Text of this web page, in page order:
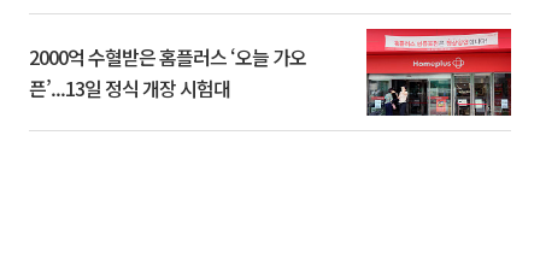
2000억 수혈받은 홈플러스 ‘오늘 가오
픈’...13일 정식 개장 시험대